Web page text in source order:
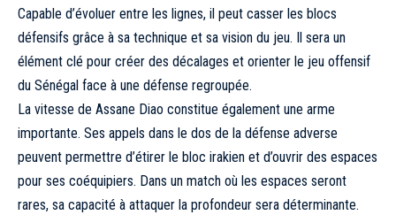
Capable d’évoluer entre les lignes, il peut casser les blocs
défensifs grâce à sa technique et sa vision du jeu. Il sera un
élément clé pour créer des décalages et orienter le jeu offensif
du Sénégal face à une défense regroupée.
La vitesse de Assane Diao constitue également une arme
importante. Ses appels dans le dos de la défense adverse
peuvent permettre d’étirer le bloc irakien et d’ouvrir des espaces
pour ses coéquipiers. Dans un match où les espaces seront
rares, sa capacité à attaquer la profondeur sera déterminante.